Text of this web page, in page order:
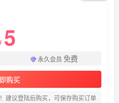
5
永久会员 免费
购买
建议登陆后购买，可保存购买订单